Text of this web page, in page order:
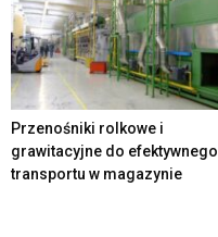
Przenośniki rolkowe i
grawitacyjne do efektywnego
transportu w magazynie